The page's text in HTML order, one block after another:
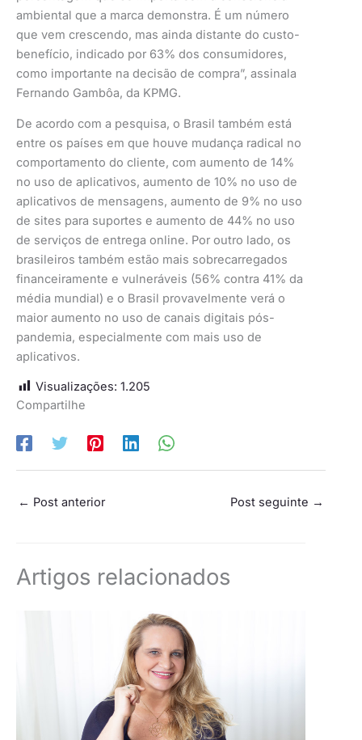
ambiental que a marca demonstra. É um número
que vem crescendo, mas ainda distante do custo-
benefício, indicado por 63% dos consumidores,
como importante na decisão de compra”, assinala
Fernando Gambôa, da KPMG.
De acordo com a pesquisa, o Brasil também está
entre os países em que houve mudança radical no
comportamento do cliente, com aumento de 14%
no uso de aplicativos, aumento de 10% no uso de
aplicativos de mensagens, aumento de 9% no uso
de sites para suportes e aumento de 44% no uso
de serviços de entrega online. Por outro lado, os
brasileiros também estão mais sobrecarregados
financeiramente e vulneráveis (56% contra 41% da
média mundial) e o Brasil provavelmente verá o
maior aumento no uso de canais digitais pós-
pandemia, especialmente com mais uso de
aplicativos.
Visualizações: 1.205
Compartilhe
← Post anterior Post seguinte →
Artigos relacionados